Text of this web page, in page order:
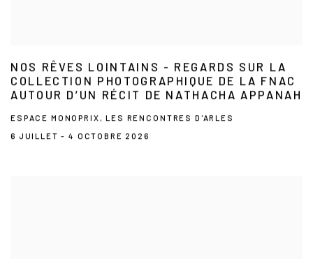
NOS RÊVES LOINTAINS - REGARDS SUR LA
COLLECTION PHOTOGRAPHIQUE DE LA FNAC
AUTOUR D’UN RÉCIT DE NATHACHA APPANAH
ESPACE MONOPRIX, LES RENCONTRES D'ARLES
6 JUILLET - 4 OCTOBRE 2026